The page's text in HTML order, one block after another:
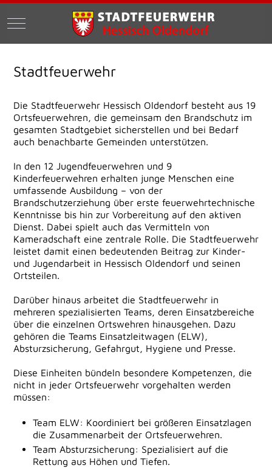
Mobile Menu Toggle
Stadtfeuerwehr
Die Stadtfeuerwehr Hessisch Oldendorf besteht aus 19
Ortsfeuerwehren, die gemeinsam den Brandschutz im
gesamten Stadtgebiet sicherstellen und bei Bedarf
auch benachbarte Gemeinden unterstützen.
In den 12 Jugendfeuerwehren und 9
Kinderfeuerwehren erhalten junge Menschen eine
umfassende Ausbildung – von der
Brandschutzerziehung über erste feuerwehrtechnische
Kenntnisse bis hin zur Vorbereitung auf den aktiven
Dienst. Dabei spielt auch das Vermitteln von
Kameradschaft eine zentrale Rolle. Die Stadtfeuerwehr
leistet damit einen bedeutenden Beitrag zur Kinder-
und Jugendarbeit in Hessisch Oldendorf und seinen
Ortsteilen.
Darüber hinaus arbeitet die Stadtfeuerwehr in
mehreren spezialisierten Teams, deren Einsatzbereiche
über die einzelnen Ortswehren hinausgehen. Dazu
gehören die Teams Einsatzleitwagen (ELW),
Absturzsicherung, Gefahrgut, Hygiene und Presse.
Diese Einheiten bündeln besondere Kompetenzen, die
nicht in jeder Ortsfeuerwehr vorgehalten werden
müssen:
Team ELW: Koordiniert bei größeren Einsatzlagen
die Zusammenarbeit der Ortsfeuerwehren.
Team Absturzsicherung: Spezialisiert auf die
Rettung aus Höhen und Tiefen.